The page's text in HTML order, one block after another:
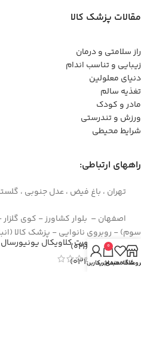
مقالات پزشک کالا
راز سلامتی و درمان
زیبایی و تناسب اندام
دنیای معلولین
تغذیه سالم
مادر و کودک
ورزش و تندرستی
شرایط محیطی
راههای ارتباطی:
تهران ، باغ فیض ، عدل جنوبی ،
سوم) - روبروی نانوایی - پزشک کالا
44422994(021)
۳۶۲۶۶۶۹۵(۰۳۱)
ساپورت کلاویکال یونیورسال 21009 wellcare
علاقه مندی
0
سبد خرید
حساب کاربری من